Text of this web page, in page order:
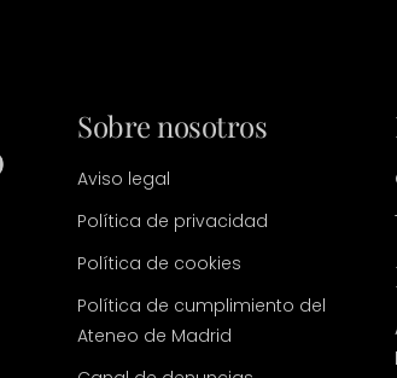
Sobre nosotros
Aviso legal
Política de privacidad
Política de cookies
Política de cumplimiento del
Ateneo de Madrid